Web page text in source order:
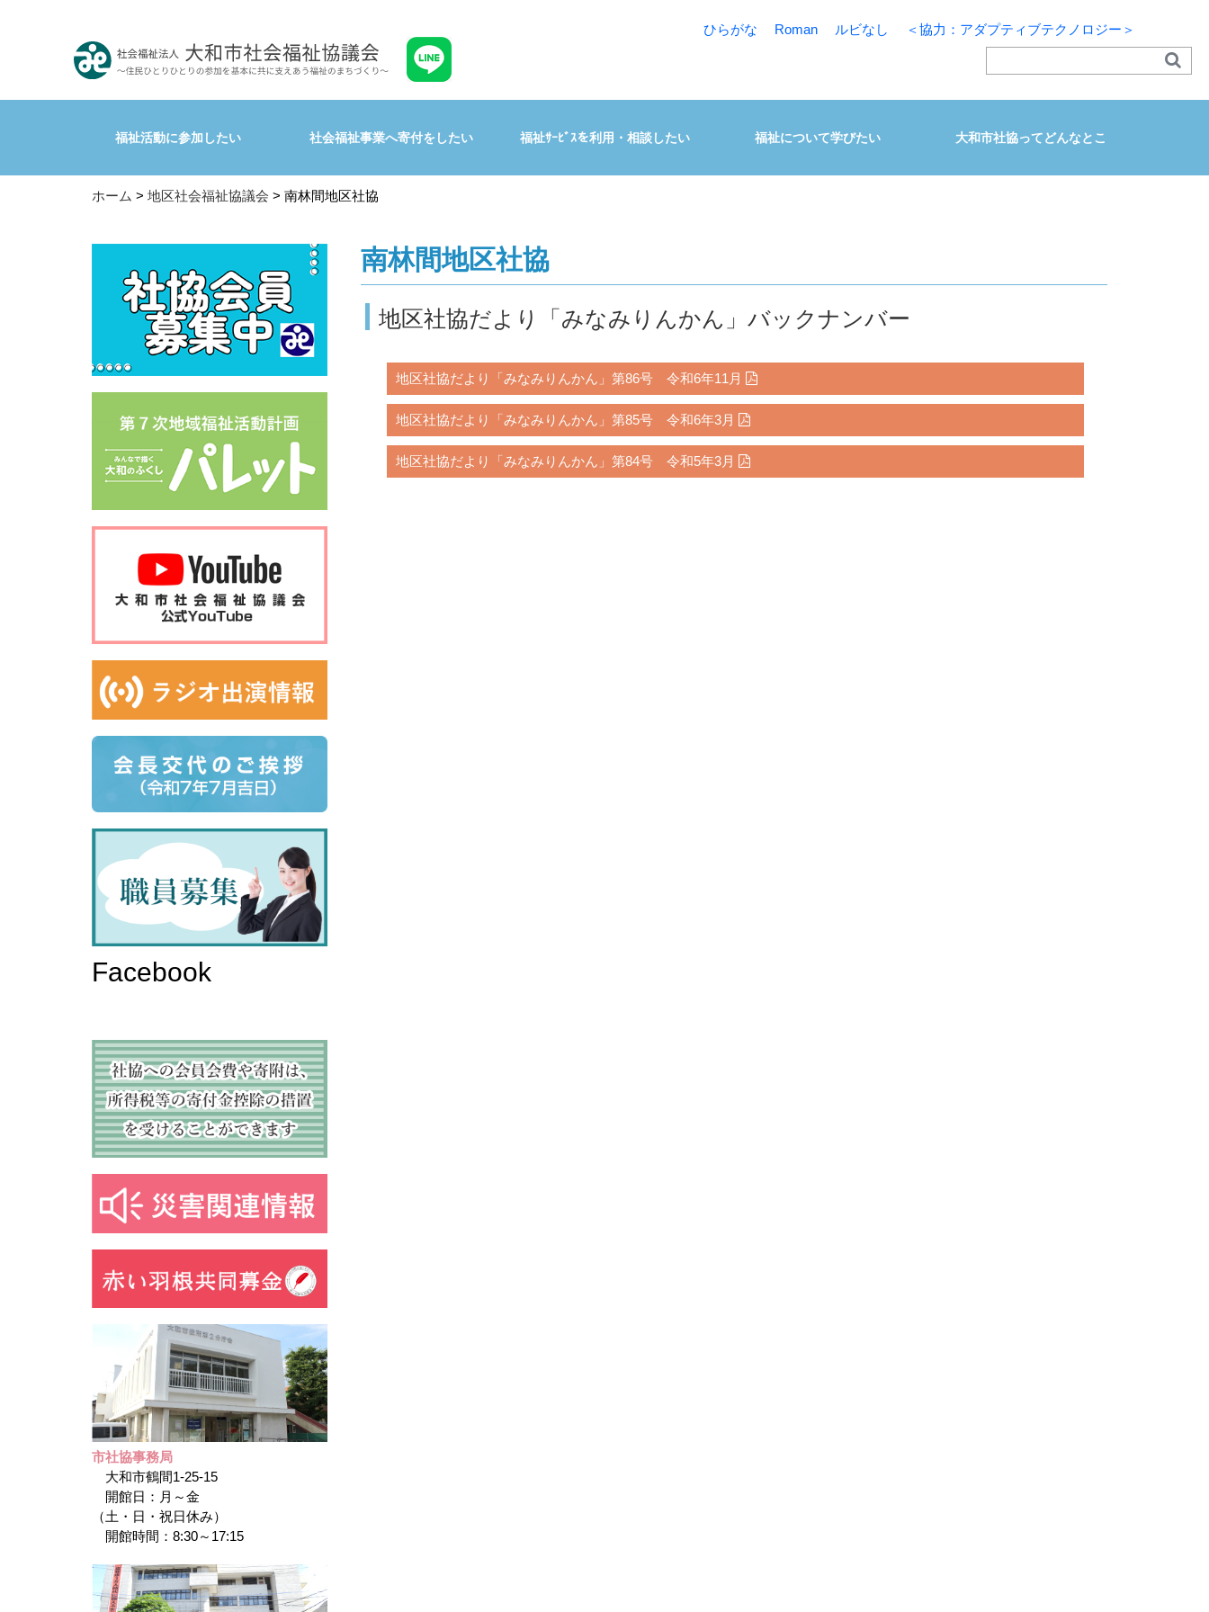
ひらがな Roman ルビなし ＜協力：アダプティブテクノロジー＞
福祉活動に参加したい 社会福祉事業へ寄付をしたい 福祉ｻｰﾋﾞｽを利用・相談したい 福祉について学びたい 大和市社協ってどんなとこ
ホーム > 地区社会福祉協議会 > 南林間地区社協
Facebook
市社協事務局
大和市鶴間1-25-15
開館日：月～金
（土・日・祝日休み）
開館時間：8:30～17:15
南林間地区社協
地区社協だより「みなみりんかん」バックナンバー
地区社協だより「みなみりんかん」第86号 令和6年11月
地区社協だより「みなみりんかん」第85号 令和6年3月
地区社協だより「みなみりんかん」第84号 令和5年3月